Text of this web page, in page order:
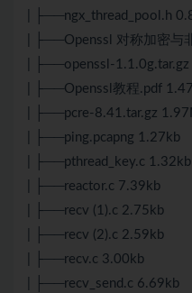
| ├──ngx_thread_pool.h
| ├──Openssl 对称加密与
| ├──openssl-
| ├──Openssl教程.pdf
| ├──pcre-8.41.tar.gz
| ├──ping.pcapng 1.27kb
| ├──pthread_key.c 1.32kb
| ├──reactor.c 7.39kb
| ├──recv (1).c 2.75kb
| ├──recv (2).c 2.59kb
| ├──recv.c 3.00kb
| ├──recv_send.c 6.69kb